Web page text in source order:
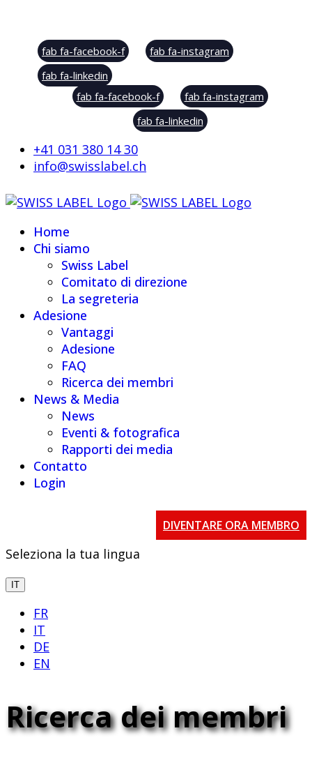
fab fa-facebook-f
fab fa-instagram
fab fa-linkedin
fab fa-facebook-f
fab fa-instagram
fab fa-linkedin
+41 031 380 14 30
info@swisslabel.ch
Home
Chi siamo
Swiss Label
Comitato di direzione
La segreteria
Adesione
Vantaggi
Adesione
FAQ
Ricerca dei membri
News & Media
News
Eventi & fotografica
Rapporti dei media
Contatto
Login
DIVENTARE ORA MEMBRO
Seleziona la tua lingua
IT
FR
IT
DE
EN
Ricerca dei membri